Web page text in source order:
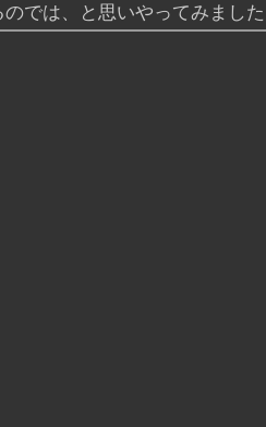
のでは、と思いやってみまし